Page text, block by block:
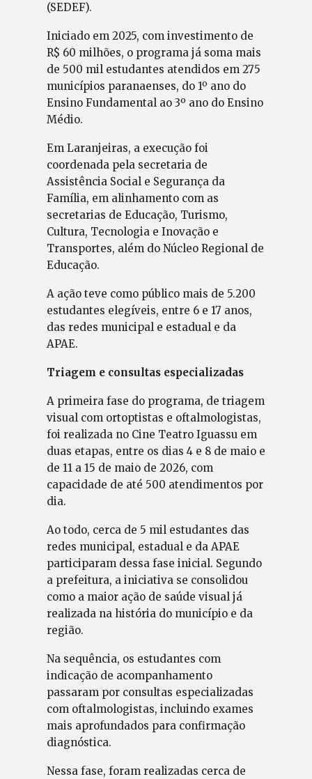
(SEDEF).
Iniciado em 2025, com investimento de
R$ 60 milhões, o programa já soma mais
de 500 mil estudantes atendidos em 275
municípios paranaenses, do 1º ano do
Ensino Fundamental ao 3º ano do Ensino
Médio.
Em Laranjeiras, a execução foi
coordenada pela secretaria de
Assistência Social e Segurança da
Família, em alinhamento com as
secretarias de Educação, Turismo,
Cultura, Tecnologia e Inovação e
Transportes, além do Núcleo Regional de
Educação.
A ação teve como público mais de 5.200
estudantes elegíveis, entre 6 e 17 anos,
das redes municipal e estadual e da
APAE.
Triagem e consultas especializadas
A primeira fase do programa, de triagem
visual com ortoptistas e oftalmologistas,
foi realizada no Cine Teatro Iguassu em
duas etapas, entre os dias 4 e 8 de maio e
de 11 a 15 de maio de 2026, com
capacidade de até 500 atendimentos por
dia.
Ao todo, cerca de 5 mil estudantes das
redes municipal, estadual e da APAE
participaram dessa fase inicial. Segundo
a prefeitura, a iniciativa se consolidou
como a maior ação de saúde visual já
realizada na história do município e da
região.
Na sequência, os estudantes com
indicação de acompanhamento
passaram por consultas especializadas
com oftalmologistas, incluindo exames
mais aprofundados para confirmação
diagnóstica.
Nessa fase, foram realizadas cerca de